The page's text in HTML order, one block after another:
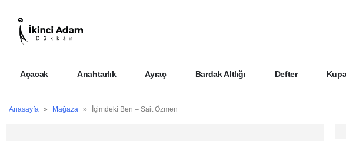
Açacak Anahtarlık Ayraç Bardak Altlığı Defter
Anasayfa » Mağaza » İçimdeki Ben – Sait Özmen